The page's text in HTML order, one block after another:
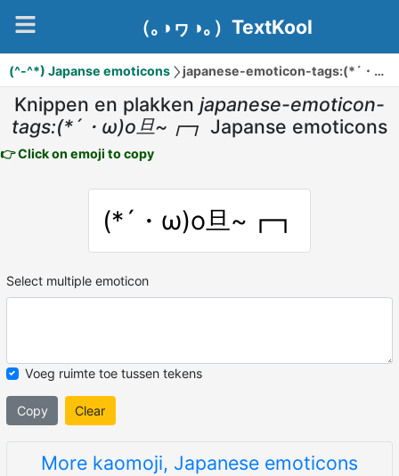
（｡◑ヮ◑｡）TextKool
(^-^*) Japanse emoticons japanese-emoticon-tags:(*´・ω)o旦~┏┓
Knippen en plakken japanese-emoticon-
tags:(*´・ω)o旦~┏┓ Japanse emoticons
👉 Click on emoji to copy
(*´・ω)o旦~┏┓
Select multiple emoticon
Voeg ruimte toe tussen tekens
Copy Clear
More kaomoji, Japanese emoticons